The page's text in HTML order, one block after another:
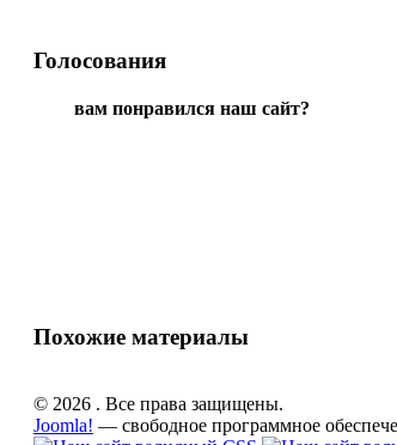
Голосования
вам понравился наш сайт?
Похожие материалы
© 2026 . Все права защищены.
Joomla! — свободное программное